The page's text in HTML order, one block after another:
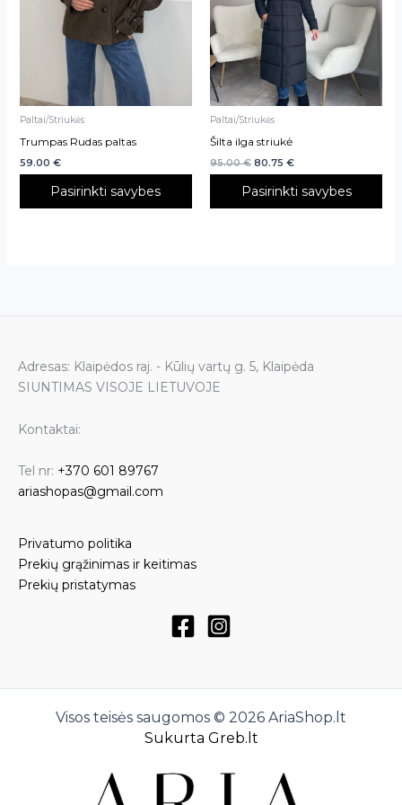
Paltai/Striukės
Trumpas Rudas paltas
59.00 €
Pasirinkti savybes
on
the
product
page
Paltai/Striukės
Šilta ilga striukė
95.00€ 80.75 €
Pasirinkti savybes
options
may
be
chosen
on
the
product
page
Adresas: Klaipėdos raj. - Kūlių vartų g. 5, Klaipėda
SIUNTIMAS VISOJE LIETUVOJE
Kontaktai:
Tel nr: +370 601 89767
ariashopas@gmail.com
Privatumo politika
Prekių grąžinimas ir keitimas
Prekių pristatymas
Visos teisės saugomos © 2026 AriaShop.lt
Sukurta Greb.lt